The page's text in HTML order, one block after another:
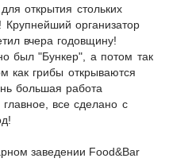
открытия стольких
Крупнейший организатор
вчера годовщину!
был "Бункер", а потом так
как грибы открываются
большая работа
все сделано с
заведении Food&Bar